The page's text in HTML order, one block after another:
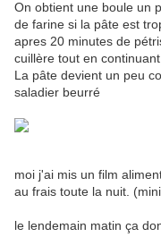
On obtient une boule un
de farine si la pâte est
apres 20 minutes de
cuillère tout en
La pâte devient un peu
saladier beurré
moi j'ai mis un film
au frais toute la nuit.
le lendemain matin ça